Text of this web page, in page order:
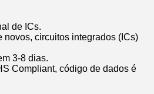
de ICs.
novos, circuitos integrados (ICs)
3-8 dias.
Compliant, código de dados é